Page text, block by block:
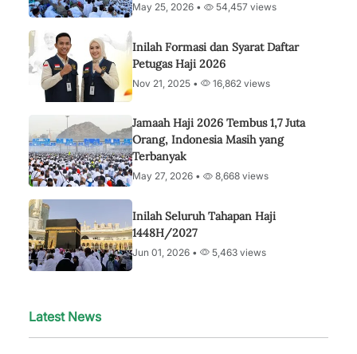
May 25, 2026 • 54,457 views
Inilah Formasi dan Syarat Daftar
Petugas Haji 2026
Nov 21, 2025 • 16,862 views
Jamaah Haji 2026 Tembus 1,7 Juta
Orang, Indonesia Masih yang
Terbanyak
May 27, 2026 • 8,668 views
Inilah Seluruh Tahapan Haji
1448H/2027
Jun 01, 2026 • 5,463 views
Latest News